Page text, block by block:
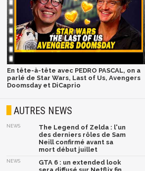
En tête-à-tête avec PEDRO PASCAL, on a
parlé de Star Wars, Last of Us, Avengers
Doomsday et DiCaprio
AUTRES NEWS
NEWS
The Legend of Zelda : l'un
des derniers rôles de Sam
Neill confirmé avant sa
mort début juillet
NEWS
GTA 6 : un extended look